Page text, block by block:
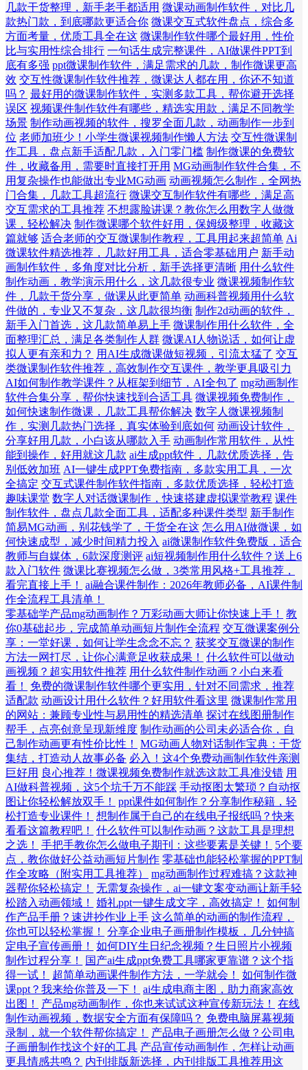
几款干货整理，新手老手都适用 微课动画制作软件，对比几
款热门款，到底哪款更适合你 微课交互式软件盘点，综合多
方面考量，优质工具全在这 微课制作软件哪个最好用，性价
比与实用性综合排行 一句话生成完整课件，AI做课件PPT到
底有多强 ppt微课制作软件，满足需求的几款，制作微课更高
效 交互性微课制作软件推荐，微课达人都在用，你还不知道
吗？ 最好用的微课制作软件，实测多款工具，帮你避开选择
误区 视频课件制作软件有哪些，精选实用款，满足不同教学
场景 制作动画视频的软件，搜罗全面几款，动画制作一步到
位 老师加班少！小学生微课视频制作懒人方法 交互性微课制
作工具，盘点新手适配几款，入门零门槛 制作微课的免费软
件，收藏备用，需要时直接打开用 MG动画制作软件合集，不
用复杂操作也能做出专业MG动画 动画视频怎么制作，全网热
门合集，几款工具超流行 微课交互制作软件有哪些，满足高
交互需求的工具推荐 不想露脸讲课？教你怎么用数字人做微
课，轻松解决 制作微课哪个软件好用，保姆级整理，收藏这
篇就够 适合老师的交互微课制作教程，工具用起来超简单 Ai
微课软件精选推荐，几款好用工具，适合零基础用户 新手动
画制作软件，多角度对比分析，新手选择更清晰 用什么软件
制作动画，教学演示用什么，这几款很专业 微课视频制作软
件，几款干货分享，做课从此更简单 动画科普视频用什么软
件做的，专业又不复杂，这几款很均衡 制作2d动画的软件，
新手入门首选，这几款简单易上手 微课制作用什么软件，全
面整理汇总，满足各类制作人群 微课AI人物说话，如何让虚
拟人更有亲和力？ 用AI生成微课做短视频，引流太猛了 交互
类微课制作软件推荐，高效制作交互课件，教学更具吸引力
AI如何制作教学课件？从框架到细节，AI全包了 mg动画制作
软件合集分享，帮你快速找到合适工具 微课视频免费制作，
如何快速制作微课，几款工具帮你解决 数字人微课视频制
作，实测几款热门选择，真实体验到底如何 动画设计软件，
分享好用几款，小白该从哪款入手 动画制作常用软件，从性
能到操作，好用就这几款 ai生成ppt软件，几款优质选择，告
别低效加班 AI一键生成PPT免费指南，多款实用工具，一次
全搞定 交互式课件制作软件指南，多款优质选择，轻松打造
趣味课堂 数字人对话微课制作，快速搭建虚拟课堂教程 课件
制作软件，盘点几款全面工具，适配多种课件类型 新手制作
简易MG动画，别花钱学了，干货全在这 怎么用AI做微课，如
何快速成型，减少时间精力投入 ai微课制作软件免费版，适合
教师与自媒体，6款深度测评 ai短视频制作用什么软件？送上6
款入门软件 微课比赛视频怎么做，3类常用风格+工具推荐，
看完直接上手！
ai融合课件制作：2026年教师必备，AI课件制
作全流程工具清单！
零基础学产品mg动画制作？万彩动画大师让你快速上手！
教
你0基础起步，完成简单动画短片制作全流程 交互微课案例分
享：一堂好课，如何让学生念念不忘？ 获奖交互微课的制作
方法一网打尽，让你心满意足收获成果！
什么软件可以做动
画视频？超实用软件推荐 用什么软件制作动画？小白来看
看！
免费的微课制作软件哪个更实用，针对不同需求，推荐
适配款 动画设计用什么软件？好用软件看这里 微课制作常用
的网站：兼顾专业性与易用性的精选清单 探讨在线图册制作
帮手，点亮创意呈现新维度 制作动画的公司未必适合你，自
己制作动画更有性价比性！
MG动画人物对话制作宝典：干货
集结，打造动人故事必备 必入！这4个免费动画制作软件亲测
巨好用 良心推荐！微课视频免费制作就选这款工具准没错 用
AI做科普视频，这5个坑千万不能踩 手动抠图太繁琐？自动抠
图让你轻松解放双手！
ppt课件如何制作？分享制作秘籍，轻
松打造专业课件！
想制作属于自己的在线电子报纸吗？快来
看看这篇教程吧！
什么软件可以制作动画？这款工具是理想
之选！
手把手教你怎么做电子期刊：这些要素是关键！
5个要
点，教你做好公益动画短片制作 零基础也能轻松掌握的PPT制
作全攻略（附实用工具推荐）
mg动画制作过程难搞？这款神
器帮你轻松搞定！
无需复杂操作，ai一键文案变动画让新手轻
松踏入动画领域！
婚礼ppt一键生成文字，高效搞定！
如何制
作产品手册？速进抄作业上手 这么简单的动画的制作流程，
你也可以轻松掌握！
分享企业电子画册制作模板，几分钟搞
定电子宣传画册！
如何DIY生日纪念视频？生日照片小视频
制作过程分享！
国产ai生成ppt免费工具哪家更靠谱？这个指
得一试！
超简单动画课件制作方法，一学就会！
如何制作微
课ppt？我来给你普及一下！
ai生成电商主图，助力商家高效
出图！
产品mg动画制作，你也来试试这种宣传新玩法！
在线
制作动画视频，数据安全方面有保障吗？ 免费电脑屏幕视频
录制，就一个软件帮你搞定！
产品电子画册怎么做？公司电
子画册制作找这个好的工具 产品宣传动画制作，怎样让动画
更具情感共鸣？ 内刊排版新选择，内刊排版工具推荐用这